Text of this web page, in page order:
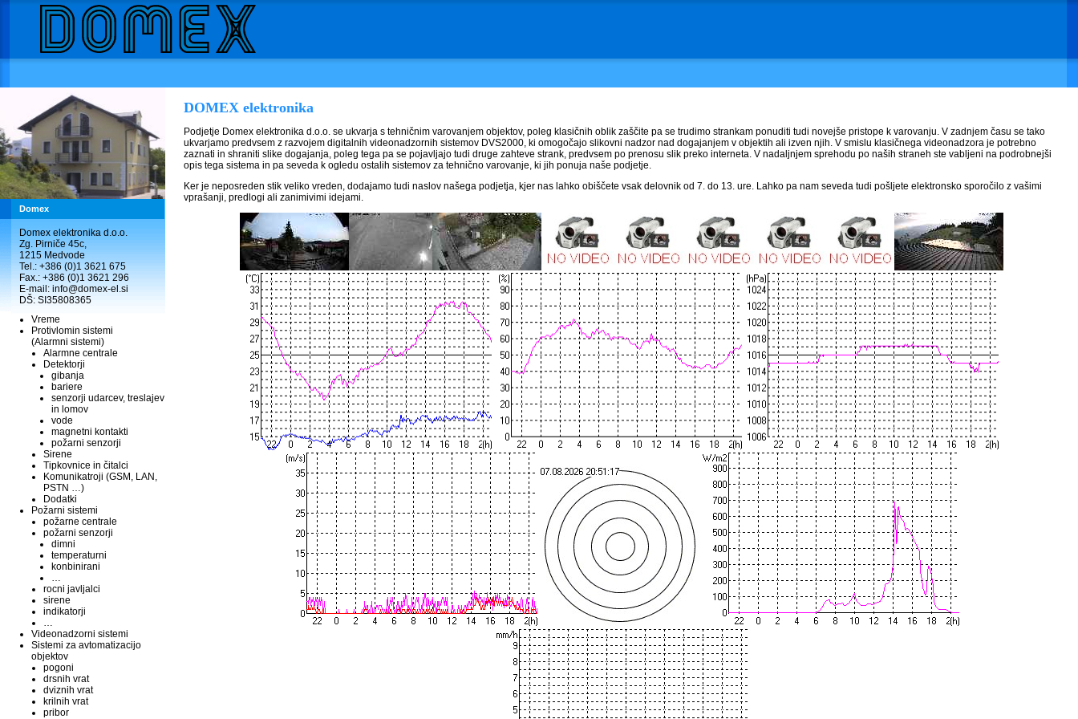
Domex
Domex elektronika d.o.o.
Zg. Pirniče 45c,
1215 Medvode
Tel.: +386 (0)1 3621 675
Fax.: +386 (0)1 3621 296
E-mail: info@domex-el.si
DŠ: SI35808365
Vreme
Protivlomin sistemi
(Alarmni sistemi)
Alarmne centrale
Detektorji
gibanja
bariere
senzorji udarcev, treslajev
in lomov
vode
magnetni kontakti
požarni senzorji
Sirene
Tipkovnice in čitalci
Komunikatroji (GSM, LAN,
PSTN …)
Dodatki
Požarni sistemi
požarne centrale
požarni senzorji
dimni
temperaturni
konbinirani
…
rocni javljalci
sirene
indikatorji
…
Videonadzorni sistemi
Sistemi za avtomatizacijo
objektov
pogoni
drsnih vrat
dviznih vrat
krilnih vrat
pribor